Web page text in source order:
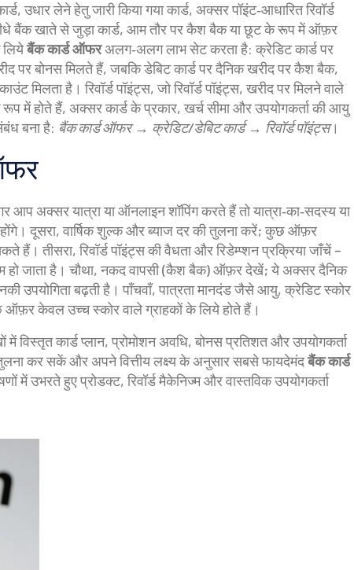
,उधार लेने हेतु जारी किया गया कार्ड, अक्सर पॉइंट‑आधारित रिवॉर्ड
बैंक खाते से जुड़ा कार्ड, आम तौर पर कैश बैक या छूट के रूप में ऑफ़र
लियेबैंक कार्ड ऑफरअलग‑अलग लाभ सेट करता है: क्रेडिट कार्ड पर
पर बोनस मिलते हैं, जबकि डेबिट कार्ड पर दैनिक खरीद पर कैश बैक,
मिलता है। रिवॉर्ड पॉइंट्स, जोरिवॉर्ड पॉइंट्स,खरीद पर मिलने वाले
में होते हैं, अक्सर कार्ड के प्रकार, खर्च सीमा और उपयोगकर्ता की आयु
बना है: बैंक कार्ड ऑफर→ क्रेडिट/डेबिट कार्ड→ रिवॉर्ड पॉइंट्स।
अक्सर यात्रा या ऑनलाइन शॉपिंग करते हैं तो यात्रा‑का‑सदस्य या
दूसरा, वार्षिक शुल्क और ब्याज दर की तुलना करें; कुछ ऑफ़र
तीसरा, रिवॉर्ड पॉइंट्स की वैधता और रिडेम्प्शन प्रक्रिया जाँचें –
हो जाता है। चौथा, नकद वापसी (कैश बैक) ऑफ़र देखें; ये अक्सर दैनिक
उपयोगिता बढ़ती है। पाँचवाँ, पात्रता मानदंड जैसे आयु, क्रेडिट स्कोर
केवल उच्च स्कोर वाले ग्राहकों के लिये होते हैं।
विस्तृत कार्ड प्लान, प्रोमोशन अवधि, बोनस प्रतिशत और उपयोगकर्ता
कर सकें और अपने वित्तीय लक्ष्य के अनुसार सबसे फायदेमंदबैंक कार्ड
में उभरते हुए प्रोडक्ट, रिवॉर्ड मैकेनिज्म और वास्तविक उपयोगकर्ता